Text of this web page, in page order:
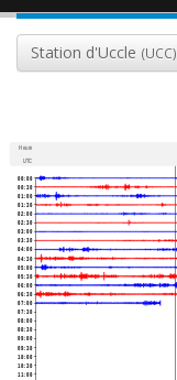
Station d'Uccle (UCC)
Heure
UTC
00:00
00:30
01:00
01:30
02:00
02:30
03:00
03:30
04:00
04:30
05:00
05:30
06:00
06:30
07:00
07:30
08:00
08:30
09:00
09:30
10:00
10:30
11:00